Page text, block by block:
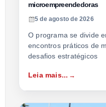
microempreendedoras
5 de agosto de 2026
O programa se divide
encontros práticos de
desafios estratégicos
Leia mais...